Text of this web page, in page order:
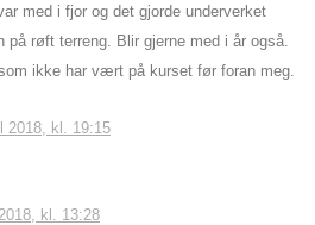
med i fjor og det gjorde underverket
på røft terreng. Blir gjerne med i år også.
ikke har vært på kurset før foran meg.
2018, kl. 19:15
kl. 13:28